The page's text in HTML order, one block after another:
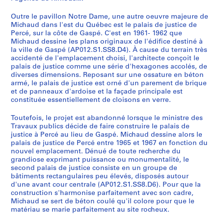
k
i
,
1
9
5
9
AP012.S2.SS2.D3
Outre le pavillon Notre Dame, une autre oeuvre majeure de
Michaud dans l'est du Québec est le palais de justice de
Percé, sur la côte de Gaspé. C'est en 1961- 1962 que
Michaud dessine les plans originaux de l'édifice destiné à
la ville de Gaspé (AP012.S1.SS8.D4). À cause du terrain très
accidenté de l'emplacement choisi, l'architecte conçoit le
palais de justice comme une série d'hexagones accolés, de
diverses dimensions. Reposant sur une ossature en béton
armé, le palais de justice est orné d'un parement de brique
et de panneaux d'ardoise et la façade principale est
constituée essentiellement de cloisons en verre.
Toutefois, le projet est abandonné lorsque le ministre des
Travaux publics décide de faire construire le palais de
justice à Percé au lieu de Gaspé. Michaud dessine alors le
palais de justice de Percé entre 1965 et 1967 en fonction du
nouvel emplacement. Dénué de toute recherche du
grandiose exprimant puissance ou monumentalité, le
second palais de justice consiste en un groupe de
bâtiments rectangulaires peu élevés, disposés autour
d'une avant cour centrale (AP012.S1.SS8.D6). Pour que la
construction s'harmonise parfaitement avec son cadre,
Michaud se sert de béton coulé qu'il colore pour que le
matériau se marie parfaitement au site rocheux.